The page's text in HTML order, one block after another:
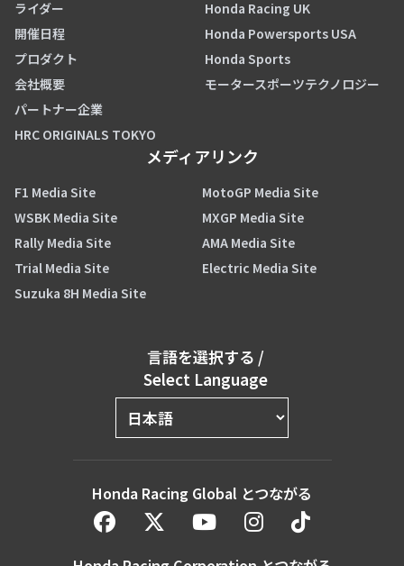
ライダー
開催日程
プロダクト
会社概要
パートナー企業
HRC ORIGINALS TOKYO
Honda Racing UK
Honda Powersports USA
Honda Sports
モータースポーツテクノロジー
メディアリンク
F1 Media Site
MotoGP Media Site
WSBK Media Site
MXGP Media Site
Rally Media Site
AMA Media Site
Trial Media Site
Electric Media Site
Suzuka 8H Media Site
言語を選択する /
Select Language
Honda Racing Global とつながる